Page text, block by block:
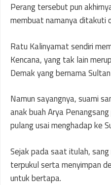
Perang tersebut pun
membuat namanya ditakuti
Ratu Kalinyamat sendiri
Kencana, yang tak lain
Demak yang bernama
Namun sayangnya, suami
anak buah Arya
pulang usai menghadap ke
Sejak pada saat itulah,
terpukul serta menyimpan
untuk bertapa.